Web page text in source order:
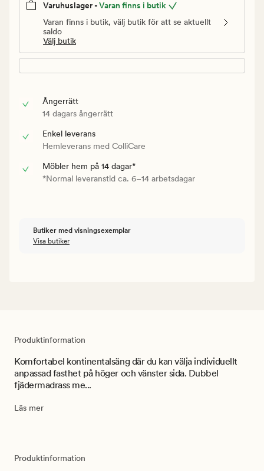
Varuhuslager -Varan finns i butik
Varan finns i butik, välj butik för att se aktuellt
saldo
Välj butik
Ångerrätt
14 dagars ångerrätt
Enkel leverans
Hemleverans med ColliCare
Möbler hem på 14 dagar*
*Normal leveranstid ca. 6–14 arbetsdagar
Butiker med visningsexemplar
Visa butiker
Produktinformation
Komfortabel kontinentalsäng där du kan välja individuellt
anpassad fasthet på höger och vänster sida. Dubbel
fjädermadrass me...
Läs mer
Produktinformation